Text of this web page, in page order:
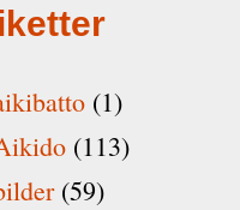
(1)
(113)
(59)